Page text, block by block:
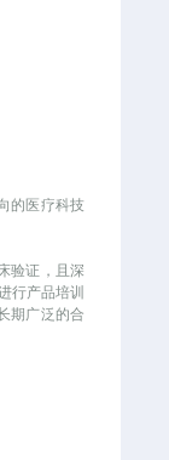
向的医疗科技
证，且深
行产品培训
长期广泛的合